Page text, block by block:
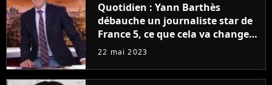
Quotidien : Yann Barthès
débauche un journaliste star de
France 5, ce que cela va changer
à la rentrée
22 mai 2023